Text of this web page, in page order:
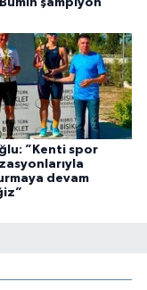
şampiyon
”Kenti spor
devam